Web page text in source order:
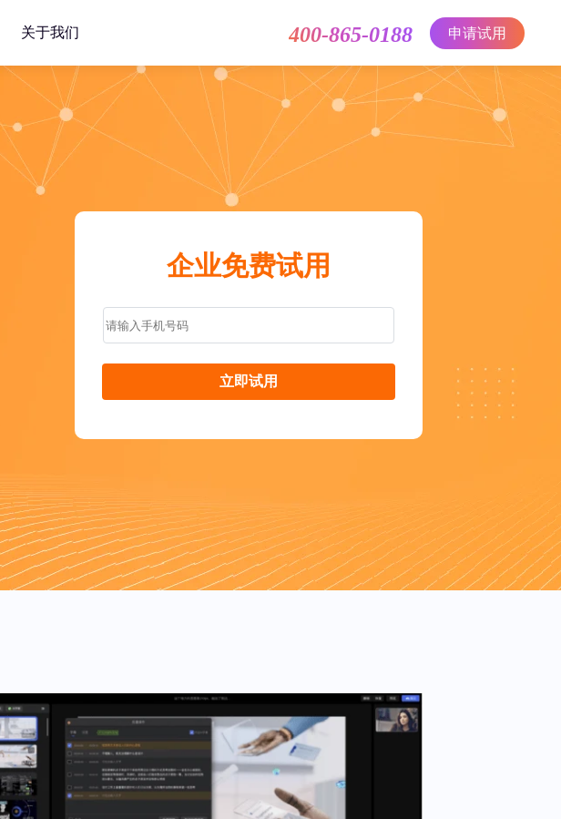
关于我们 400-865-0188 申请试用
企业免费试用
立即试用